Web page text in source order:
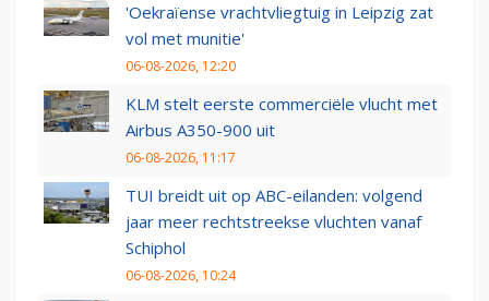
'Oekraïense vrachtvliegtuig in Leipzig zat
vol met munitie'
06-08-2026, 12:20
KLM stelt eerste commerciële vlucht met
Airbus A350-900 uit
06-08-2026, 11:17
TUI breidt uit op ABC-eilanden: volgend
jaar meer rechtstreekse vluchten vanaf
Schiphol
06-08-2026, 10:24